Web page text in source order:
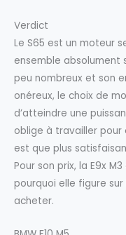
Verdict
Le S65 est un moteur
ensemble absolument
peu nombreux et son
onéreux, le choix de
d’atteindre une
oblige à travailler pour
est que plus
Pour son prix, la E9x
pourquoi elle figure sur
acheter.